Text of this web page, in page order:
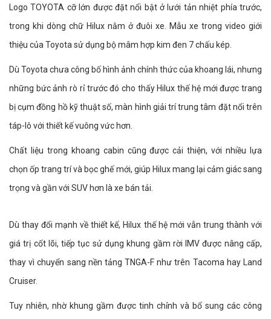
Logo TOYOTA cỡ lớn được đặt nổi bật ở lưới tản nhiệt phía trước,
trong khi dòng chữ Hilux nằm ở đuôi xe. Mẫu xe trong video giới
thiệu của Toyota sử dụng bộ mâm hợp kim đen 7 chấu kép.
Dù Toyota chưa công bố hình ảnh chính thức của khoang lái, nhưng
những bức ảnh rò rỉ trước đó cho thấy Hilux thế hệ mới được trang
bị cụm đồng hồ kỹ thuật số, màn hình giải trí trung tâm đặt nổi trên
táp-lô với thiết kế vuông vức hơn.
Chất liệu trong khoang cabin cũng được cải thiện, với nhiều lựa
chọn ốp trang trí và bọc ghế mới, giúp Hilux mang lại cảm giác sang
trọng và gần với SUV hơn là xe bán tải.
Dù thay đổi mạnh về thiết kế, Hilux thế hệ mới vẫn trung thành với
giá trị cốt lõi, tiếp tục sử dụng khung gầm rời IMV được nâng cấp,
thay vì chuyển sang nền tảng TNGA-F như trên Tacoma hay Land
Cruiser.
Tuy nhiên, nhờ khung gầm được tinh chỉnh và bổ sung các công